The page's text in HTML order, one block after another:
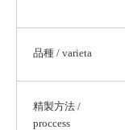
品種 / varieta
精製方法 /
proccess